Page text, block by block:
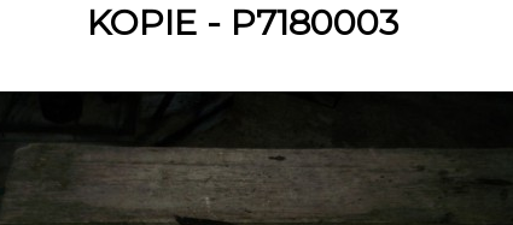
KOPIE - P7180003